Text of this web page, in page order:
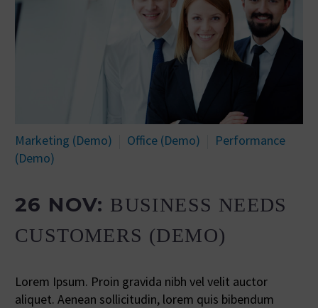
Marketing (Demo) Office (Demo)
Performance
(Demo)
26 NOV: BUSINESS NEEDS
CUSTOMERS (DEMO)
Lorem Ipsum. Proin gravida nibh vel velit auctor
aliquet. Aenean sollicitudin, lorem quis bibendum